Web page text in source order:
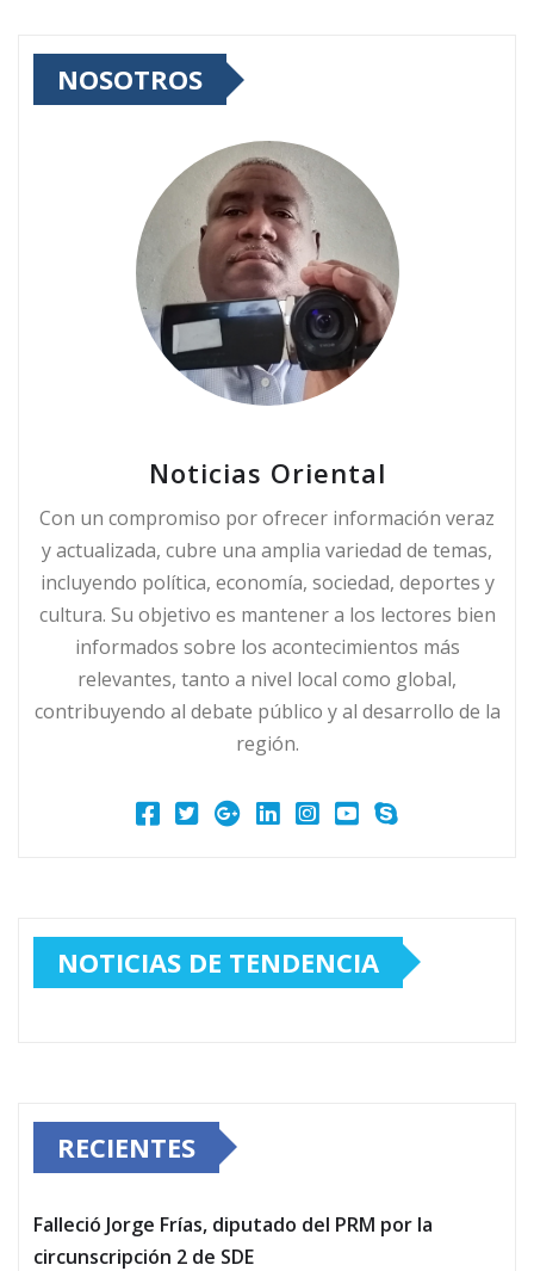
NOSOTROS
Noticias Oriental
Con un compromiso por ofrecer información veraz
y actualizada, cubre una amplia variedad de temas,
incluyendo política, economía, sociedad, deportes y
cultura. Su objetivo es mantener a los lectores bien
informados sobre los acontecimientos más
relevantes, tanto a nivel local como global,
contribuyendo al debate público y al desarrollo de la
región.
NOTICIAS DE TENDENCIA
RECIENTES
Falleció Jorge Frías, diputado del PRM por la
circunscripción 2 de SDE